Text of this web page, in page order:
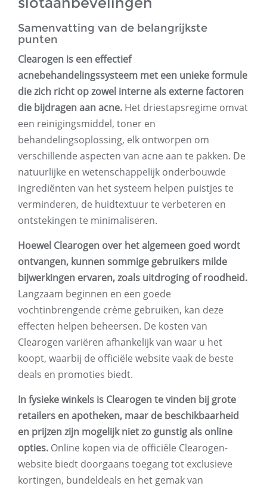
Samenvatting van de belangrijkste
punten
Clearogen is een effectief
acnebehandelingssysteem met een unieke formule
die zich richt op zowel interne als externe factoren
die bijdragen aan acne. Het driestapsregime omvat
een reinigingsmiddel, toner en
behandelingsoplossing, elk ontworpen om
verschillende aspecten van acne aan te pakken. De
natuurlijke en wetenschappelijk onderbouwde
ingrediënten van het systeem helpen puistjes te
verminderen, de huidtextuur te verbeteren en
ontstekingen te minimaliseren.
Hoewel Clearogen over het algemeen goed wordt
ontvangen, kunnen sommige gebruikers milde
bijwerkingen ervaren, zoals uitdroging of roodheid.
Langzaam beginnen en een goede
vochtinbrengende crème gebruiken, kan deze
effecten helpen beheersen. De kosten van
Clearogen variëren afhankelijk van waar u het
koopt, waarbij de officiële website vaak de beste
deals en promoties biedt.
In fysieke winkels is Clearogen te vinden bij grote
retailers en apotheken, maar de beschikbaarheid
en prijzen zijn mogelijk niet zo gunstig als online
opties. Online kopen via de officiële Clearogen-
website biedt doorgaans toegang tot exclusieve
kortingen, bundeldeals en het gemak van